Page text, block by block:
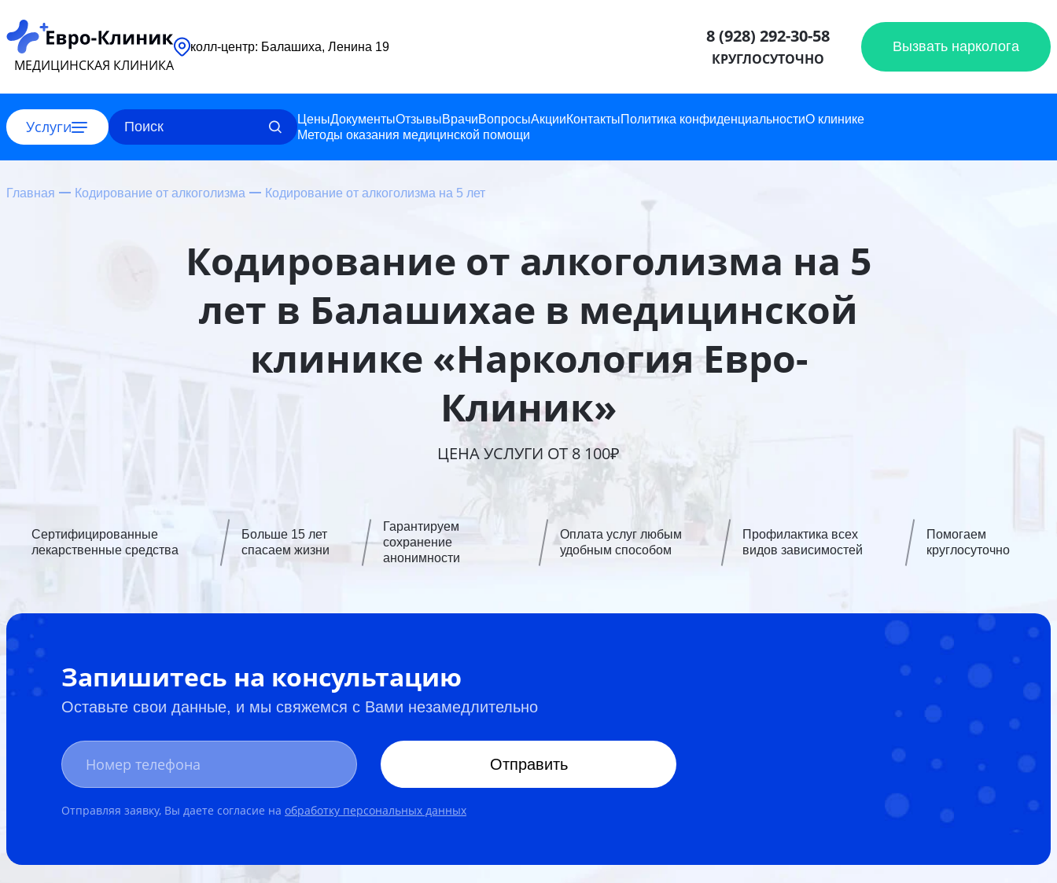
МЕДИЦИНСКАЯ КЛИНИКА
колл-центр: Балашиха, Ленина 19 8 (928) 292-30-58
КРУГЛОСУТОЧНО
Вызвать нарколога
Услуги ЦеныДокументыОтзывыВрачиВопросыАкцииКонтактыПолитика конфиденциальностиО клинике
Методы оказания медицинской помощи
Главная Кодирование от алкоголизма Кодирование от алкоголизма на 5 лет
Кодирование от алкоголизма на 5
лет в Балашихае в медицинской
клинике «Наркология Евро-
Клиник»
ЦЕНА УСЛУГИ ОТ 8 100₽
Сертифицированные
лекарственные средства
Больше 15 лет
спасаем жизни
Гарантируем
сохранение
анонимности
Оплата услуг любым
удобным способом
Профилактика всех
видов зависимостей
Помогаем
круглосуточно
Запишитесь на консультацию
Оставьте свои данные, и мы свяжемся с Вами незамедлительно
Отправить
Отправляя заявку, Вы даете согласие на обработку персональных данных